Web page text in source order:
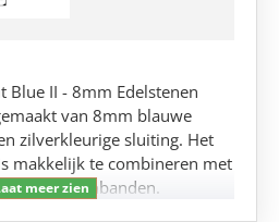
Blue II - 8mm Edelstenen
van 8mm blauwe
zilverkleurige sluiting. Het
makkelijk te combineren met
kralenarmbanden.